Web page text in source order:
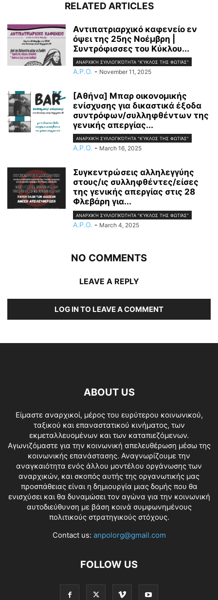
RELATED ARTICLES
Αντιπατριαρχικό καφενείο εν
όψει της 25ης Νοέμβρη |
Συντρόφισσες του Κύκλου...
ΑΝΑΡΧΙΚΉ ΣΥΛΛΟΓΙΚΌΤΗΤΑ "ΚΎΚΛΟΣ ΤΗΣ ΦΩΤΙΆΣ"
A.P.O. - November 11, 2025
[Αθήνα] Μπαρ οικονομικής
ενίσχυσης για δικαστικά έξοδα
συντρόφων/συλληφθέντων της
γενικής απεργίας...
ΑΝΑΡΧΙΚΉ ΣΥΛΛΟΓΙΚΌΤΗΤΑ "ΚΎΚΛΟΣ ΤΗΣ ΦΩΤΙΆΣ"
A.P.O. - March 16, 2025
Συγκεντρώσεις αλληλεγγύης
στους/ις συλληφθέντες/είσες
της γενικής απεργίας στις 28
Φλεβάρη για...
ΑΝΑΡΧΙΚΉ ΣΥΛΛΟΓΙΚΌΤΗΤΑ "ΚΎΚΛΟΣ ΤΗΣ ΦΩΤΙΆΣ"
A.P.O. - March 4, 2025
NO COMMENTS
LEAVE A REPLY
LOG IN TO LEAVE A COMMENT
ABOUT US
Είμαστε αναρχικοί, μέρος του ευρύτερου κοινωνικού,
ταξικού και επαναστατικού κινήματος, των
εκμεταλλευομένων και των καταπιεζόμενων.
Αγωνιζόμαστε για την κοινωνική απελευθέρωση μέσω της
κοινωνικής επανάστασης. Αναγνωρίζουμε την
αναγκαιότητα ενός άλλου μοντέλου οργάνωσης των
αναρχικών, και σκοπός αυτής της οργανωτικής μας
προσπάθειας είναι η δημιουργία μιας δομής που θα
ενισχύσει και θα δυναμώσει τον αγώνα για την κοινωνική
αυτοδιεύθυνση με βάση κοινά συμφωνημένους
πολιτικούς στρατηγικούς στόχους.
Contact us: anpolorg@gmail.com
FOLLOW US